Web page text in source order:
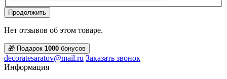
Продолжить
Нет отзывов об этом товаре.
🎁 Подарок 1000 бонусов
decoratesaratov@mail.ru Заказать звонок
Информация